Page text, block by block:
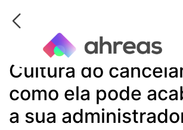
Cultura do
como ela pode
a sua